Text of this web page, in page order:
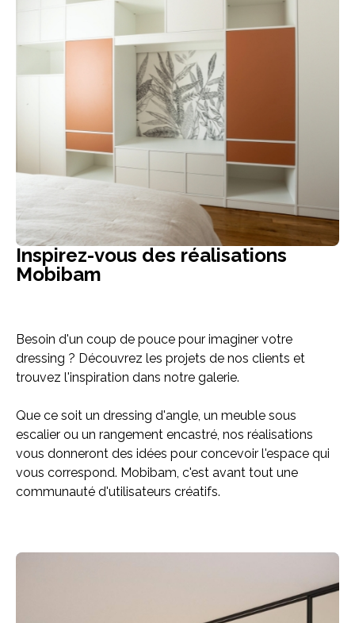
Inspirez-vous des réalisations
Mobibam
Besoin d'un coup de pouce pour imaginer votre
dressing ? Découvrez les projets de nos clients et
trouvez l'inspiration dans notre galerie.
Que ce soit un dressing d'angle, un meuble sous
escalier ou un rangement encastré, nos réalisations
vous donneront des idées pour concevoir l'espace qui
vous correspond. Mobibam, c'est avant tout une
communauté d'utilisateurs créatifs.